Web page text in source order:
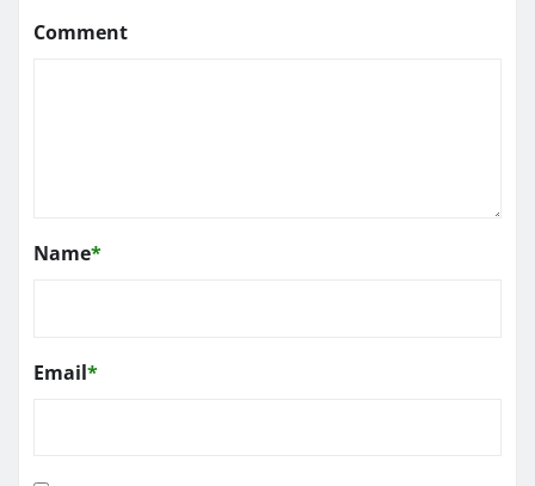
Comment
Name*
Email*